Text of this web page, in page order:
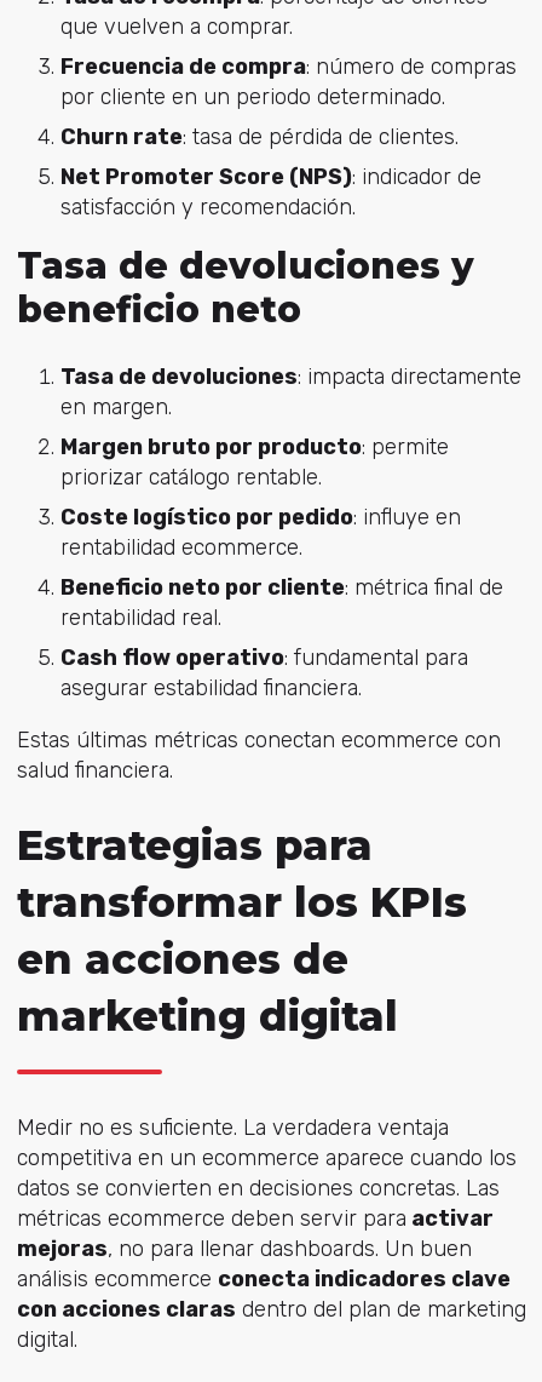
que vuelven a comprar.
Frecuencia de compra: número de compras
por cliente en un periodo determinado.
Churn rate: tasa de pérdida de clientes.
Net Promoter Score (NPS): indicador de
satisfacción y recomendación.
Tasa de devoluciones y
beneficio neto
Tasa de devoluciones: impacta directamente
en margen.
Margen bruto por producto: permite
priorizar catálogo rentable.
Coste logístico por pedido: influye en
rentabilidad ecommerce.
Beneficio neto por cliente: métrica final de
rentabilidad real.
Cash flow operativo: fundamental para
asegurar estabilidad financiera.
Estas últimas métricas conectan ecommerce con
salud financiera.
Estrategias para
transformar los KPIs
en acciones de
marketing digital
Medir no es suficiente. La verdadera ventaja
competitiva en un ecommerce aparece cuando los
datos se convierten en decisiones concretas. Las
métricas ecommerce deben servir para activar
mejoras, no para llenar dashboards. Un buen
análisis ecommerce conecta indicadores clave
con acciones claras dentro del plan de marketing
digital.